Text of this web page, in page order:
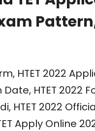
HTET 2022
HTET 2022
HTET 2022
Apply Online